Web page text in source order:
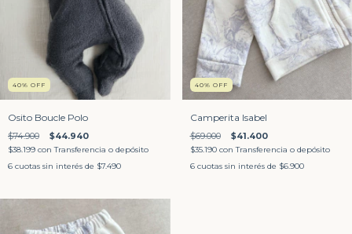
40% OFF
Osito Boucle Polo
$74.900 $44.940
$38.199 con Transferencia o depósito
6 cuotas sin interés de $7.490
40% OFF
Camperita Isabel
$69.000 $41.400
$35.190 con Transferencia o depósito
6 cuotas sin interés de $6.900